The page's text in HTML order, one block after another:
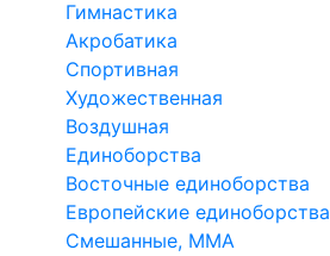
Гимнастика
Акробатика
Спортивная
Художественная
Воздушная
Единоборства
Восточные единоборства
Европейские единоборства
Смешанные, ММА